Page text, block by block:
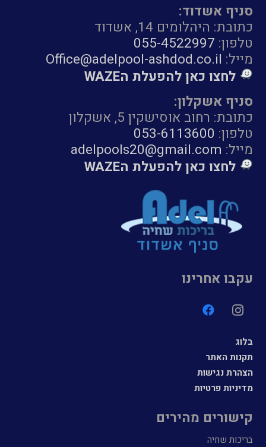
סניף אשדוד:
כתובת: היהלומים 14, אשדוד
טלפון: 055-4522997
מייל: Office@adelpool-ashdod.co.il
לחצו כאן להפעלת הWAZE
סניף אשקלון:
כתובת: רחוב אוסישקין 5, אשקלון
טלפון: 053-6113600
מייל: adelpools20@gmail.com
לחצו כאן להפעלת הWAZE
עקבו אחרינו
בלוג
תקנות האתר
הצהרת נגישות
מדיניות פרטיות
קישורים מהירים
בריכות שחיה